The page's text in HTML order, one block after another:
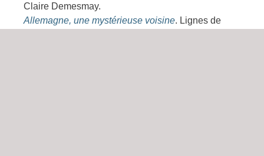
Claire Demesmay.
Allemagne, une mystérieuse voisine. Lignes de